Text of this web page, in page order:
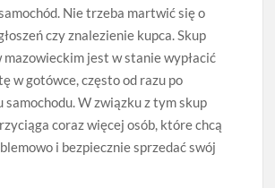
Nie trzeba martwić się o
czy znalezienie kupca. Skup
mazowieckim jest w stanie wypłacić
w gotówce, często od razu po
W związku z tym skup
coraz więcej osób, które chcą
i bezpiecznie sprzedać swój